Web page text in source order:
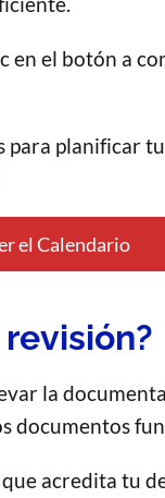
en el botón a
planificar
el Calendario
la
documentos
acredita tu